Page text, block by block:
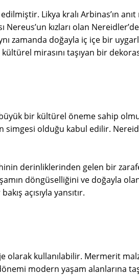
Likya kralı Arbinas’ın
kızları olan
zamanda doğayla iç içe bir
mirasını taşıyan bir
bir kültürel öneme sahip
simgesi olduğu kabul edilir.
derinliklerinden gelen bir
döngüselliğini ve doğayla
açısıyla yansıtır.
olarak kullanılabilir. Mermerit
modern yaşam alanlarına